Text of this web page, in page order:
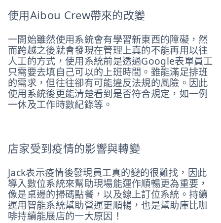
使用Aibou Crew帶來的改變
一開始雖然使用系統會有學習新東西的障礙，然
而跨越之後就會發現在管理上真的不能再用以往
人工的方式，使用系統前是透過Google表單員工
只需要去填自己可以的上班時間。雖能滿足排班
的需求，但往往卻有可能違反法規的風險。因此
使用系統後更能清楚看到是否符合規定，如一例
一休及工作時數紀錄等。
店家受到疫情的影響與轉變
Jack表示疫情後發現員工真的變的很難找，因此
導入數位系統來幫助現場能運作順暢更為重要，
像是桌邊的掃碼點餐，以及線上訂位系統。持續
運用智能系統幫助營運更順暢，也是幫助庫比咖
啡持續能展店的一大原因！